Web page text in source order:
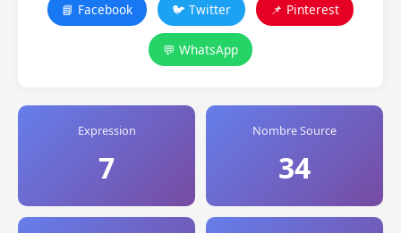
📘 Facebook 🐦 Twitter 📌 Pinterest
💬 WhatsApp
Expression
7
Nombre Source
34